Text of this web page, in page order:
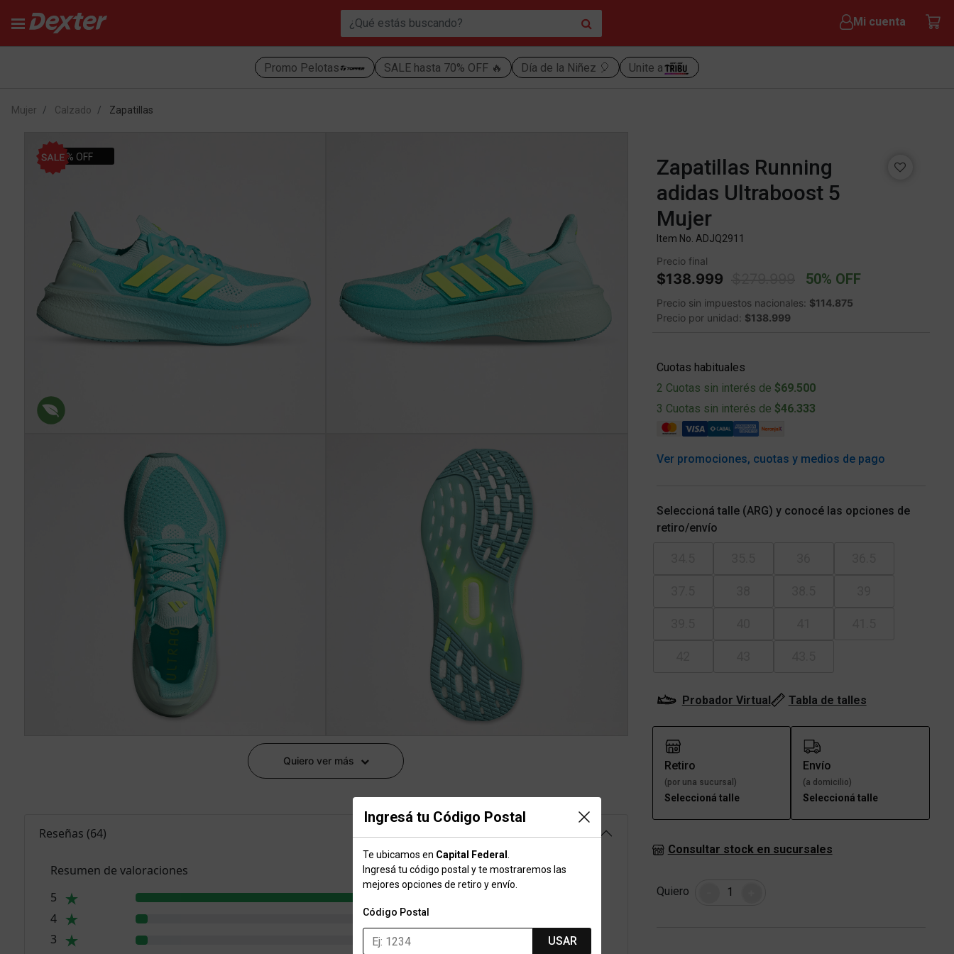
Mi cuenta
Promo Pelotas SALE hasta 70% OFF 🔥 Día de la Niñez 🎈 Unite a
Ingresá tu Código Postal
Te ubicamos en Capital Federal
Ingresá tu código postal y te mostraremos las
mejores opciones de retiro y envío.
Código Postal
USAR
Mujer Calzado Zapatillas
50% OFF
Quiero ver más
Reseñas (64) 4.8
Resumen de valoraciones
5
4
3
Zapatillas Running
adidas Ultraboost 5
Mujer
Item No. ADJQ2911
Precio final
$138.999 Price reduced from
$279.999 50% OFF
Precio sin impuestos nacionales: $114.875
Precio por unidad: $138.999
Cuotas habituales
2 Cuotas sin interés de $69.500
3 Cuotas sin interés de $46.333
Ver promociones, cuotas y medios de pago
Seleccioná talle (ARG) y conocé las opciones de
retiro/envío
Probador Virtual Tabla de talles
Retiro
(por una sucursal)
Seleccioná talle
Envío
(a domicilio)
Seleccioná talle
Consultar stock en sucursales
Quiero Cantidad